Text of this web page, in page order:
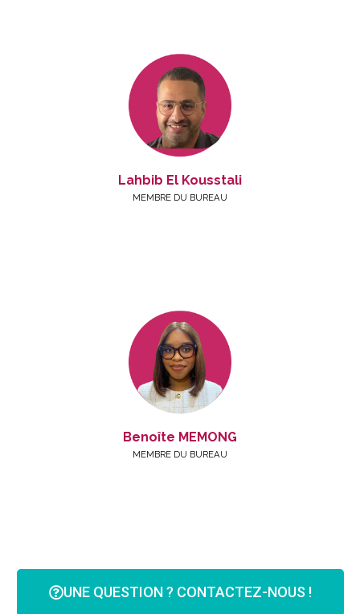
Lahbib El Kousstali
MEMBRE DU BUREAU
Benoîte MEMONG
MEMBRE DU BUREAU
UNE QUESTION ? CONTACTEZ-NOUS !